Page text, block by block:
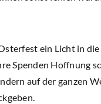
ein Licht in
Spenden Hoffnung
auf der ganzen